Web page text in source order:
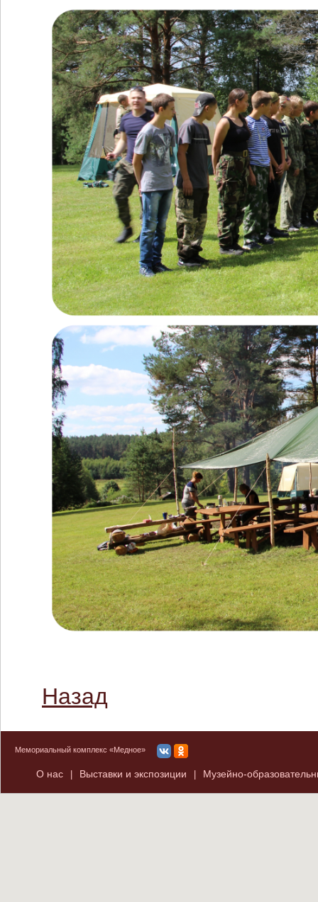
Назад
Мемориальный комплекс «Медное»
О нас Выставки и экспозиции Музейно-